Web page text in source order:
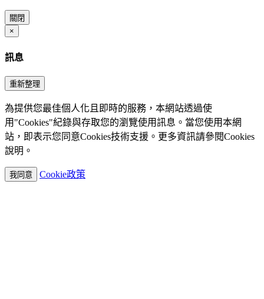
關閉
×
訊息
重新整理
為提供您最佳個人化且即時的服務，本網站透過使
用"Cookies"紀錄與存取您的瀏覽使用訊息。當您使用本網
站，即表示您同意Cookies技術支援。更多資訊請參閱Cookies
說明。
我同意 Cookie政策